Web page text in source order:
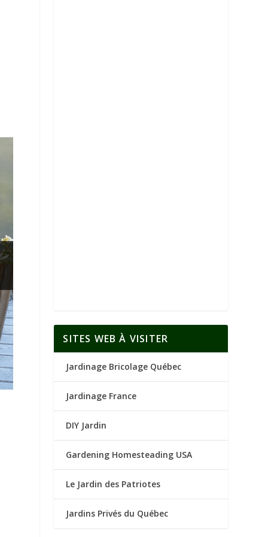
SITES WEB À VISITER
Jardinage Bricolage Québec
Jardinage France
DIY Jardin
Gardening Homesteading USA
Le Jardin des Patriotes
Jardins Privés du Québec